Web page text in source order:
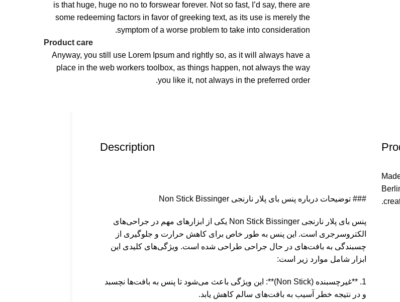
is that huge, huge no no to forswear forever. Not so fast, I’d say, there are
some redeeming factors in favor of greeking text, as its use is merely the
symptom of a worse problem to take into consideration.
Product care
Anyway, you still use Lorem Ipsum and rightly so, as it will always have a
place in the web workers toolbox, as things happen, not always the way
you like it, not always in the preferred order.
Description
### توضیحات درباره پنس بای پلار نارنجی Non Stick Bissinger
پنس بای پلار نارنجی Non Stick Bissinger یکی از ابزارهای مهم در جراحی‌های
الکتروسرجری است. این پنس به طور خاص برای کاهش حرارت و جلوگیری از
چسبندگی به بافت‌های در حال جراحی طراحی شده است. ویژگی‌های کلیدی این
ابزار شامل موارد زیر است:
1. **غیرچسبنده (Non Stick)**: این ویژگی باعث می‌شود تا پنس به بافت‌ها نچسبد
و در نتیجه خطر آسیب به بافت‌های سالم کاهش یابد.